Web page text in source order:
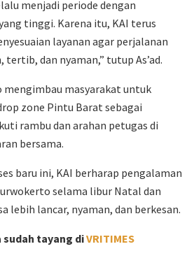
menjadi periode dengan
tinggi. Karena itu, KAI terus
layanan agar perjalanan
dan nyaman,” tutup As’ad.
mengimbau masyarakat untuk
zone Pintu Barat sebagai
rambu dan arahan petugas di
bersama.
baru ini, KAI berharap pengalaman
selama libur Natal dan
lebih lancar, nyaman, dan berkesan.
sudah tayang diVRITIMES